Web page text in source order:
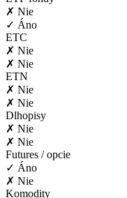
✗ Nie
✓ Áno
ETC
✗ Nie
✗ Nie
ETN
✗ Nie
✗ Nie
Dlhopisy
✗ Nie
✗ Nie
Futures / opcie
✓ Áno
✗ Nie
Komodity